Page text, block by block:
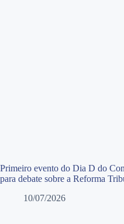
Primeiro evento do Dia D do
para debate sobre a Reforma
10/07/2026